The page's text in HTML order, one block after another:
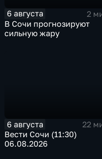
6 августа
2
В Сочи прогнозируют
сильную жару
6 августа
22
Вести Сочи (11:30)
06.08.2026